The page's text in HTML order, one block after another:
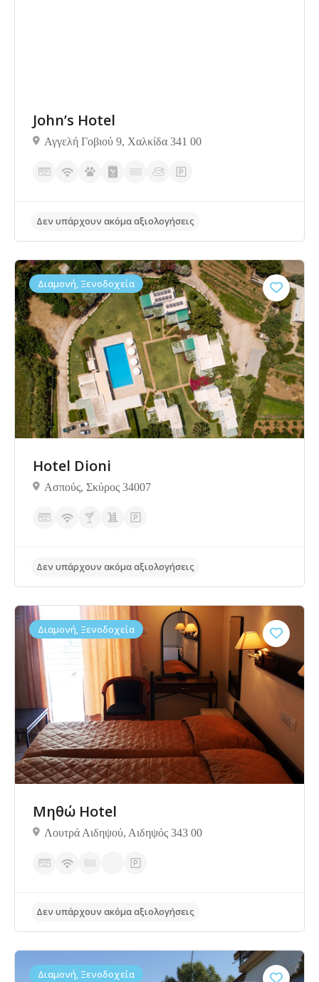
Δεν υπάρχουν ακόμα αξιολογήσεις
Δεν υπάρχουν ακόμα αξιολογήσεις
John’s Hotel
Αγγελή Γοβιού 9, Χαλκίδα 341 00
Διαμονή, Ξενοδοχεία
Hotel Dioni
Ασπούς, Σκύρος 34007
Διαμονή, Ξενοδοχεία
Μηθώ Hotel
Λουτρά Αιδηψού, Αιδηψός 343 00
Διαμονή, Ξενοδοχεία